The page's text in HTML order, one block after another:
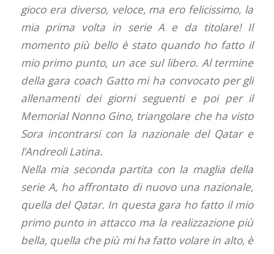
gioco era diverso, veloce, ma ero felicissimo, la
mia prima volta in serie A e da titolare! Il
momento più bello è stato quando ho fatto il
mio primo punto, un ace sul libero. Al termine
della gara coach Gatto mi ha convocato per gli
allenamenti dei giorni seguenti e poi per il
Memorial Nonno Gino, triangolare che ha visto
Sora incontrarsi con la nazionale del Qatar e
l’Andreoli Latina.
Nella mia seconda partita con la maglia della
serie A, ho affrontato di nuovo una nazionale,
quella del Qatar. In questa gara ho fatto il mio
primo punto in attacco ma la realizzazione più
bella, quella che più mi ha fatto volare in alto, è